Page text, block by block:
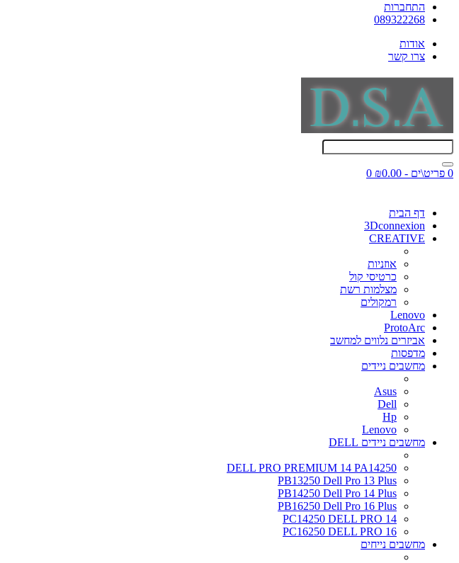
התחברות
089322268
אודות
צרו קשר
0 פריט\ים - ₪0.00 0
דף הבית
3Dconnexion
CREATIVE
אוזניות
כרטיסי קול
מצלמות רשת
רמקולים
Lenovo
ProtoArc
אביזרים נלווים למחשב
מדפסות
מחשבים ניידים
Asus
Dell
Hp
Lenovo
מחשבים ניידים DELL
DELL PRO PREMIUM 14 PA14250
PB13250 Dell Pro 13 Plus
PB14250 Dell Pro 14 Plus
PB16250 Dell Pro 16 Plus
PC14250 DELL PRO 14
PC16250 DELL PRO 16
מחשבים נייחים